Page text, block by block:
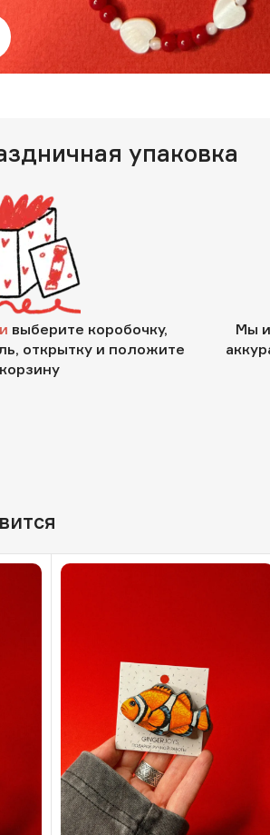
Нажмите, чтобы увеличить изображение
упаковка
выберите коробочку,
открытку и положите
Мы